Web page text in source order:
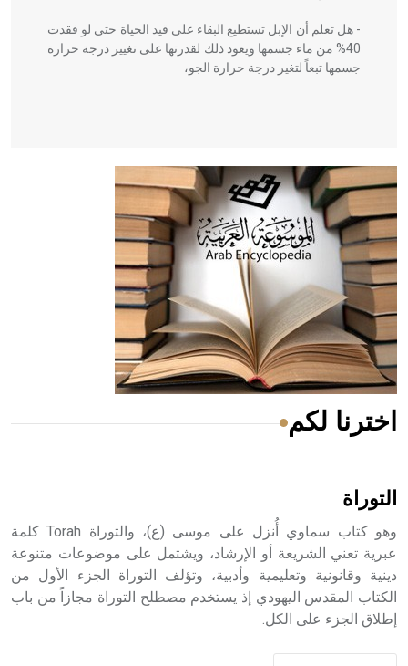
- هل تعلم أن الإبل تستطيع البقاء على قيد الحياة حتى لو فقدت
40% من ماء جسمها ويعود ذلك لقدرتها على تغيير درجة حرارة
جسمها تبعاً لتغير درجة حرارة الجو،
- هل تعلم أن أبقراط كتب في الطب أربعة مؤلفات هي:
الحكم، الأدلة، تنظيم التغذية، ورسالته في جروح الرأس. ويعود
له الفضل بأنه حرر الطب من الدين والفلسفة.
- هل تعلم أن المرجان إفراز حيواني يتكون في البحر ويتركب
من مادة كربونات الكلسيوم، وهو أحمر أو شديد الحمرة وهو
أجود أنواعه، ويمتاز بكبر الحجم ويسمى الش
هل تعلم أن الأبسيد كلمة فرنسية اللفظ تم اعتمادها مصطلحاً
- هل تعلم أن أبجر Abgar اسم معروف جيداً يعود إلى عدد من
الملوك الذين حكموا مدينة إديسا (الرها) من أبجر الأول وحتى
التاسع، وهم ينتسبون إلى أسرة أوسروين
اخترنا لكم
التوراة
وهو كتاب سماوي أُنزل على موسى (ع)، والتوراة Torah كلمة
عبرية تعني الشريعة أو الإرشاد، ويشتمل على موضوعات متنوعة
دينية وقانونية وتعليمية وأدبية، وتؤلف التوراة الجزء الأول من
الكتاب المقدس اليهودي إذ يستخدم مصطلح التوراة مجازاً من باب
إطلاق الجزء على الكل.